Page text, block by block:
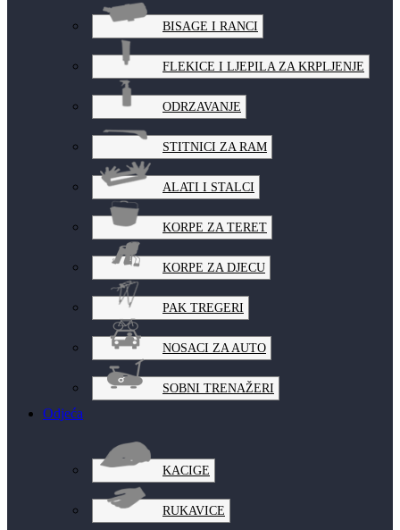
BISAGE I RANCI
FLEKICE I LJEPILA ZA KRPLJENJE
ODRZAVANJE
STITNICI ZA RAM
ALATI I STALCI
KORPE ZA TERET
KORPE ZA DJECU
PAK TREGERI
NOSACI ZA AUTO
SOBNI TRENAŽERI
Odjeća
KACIGE
RUKAVICE